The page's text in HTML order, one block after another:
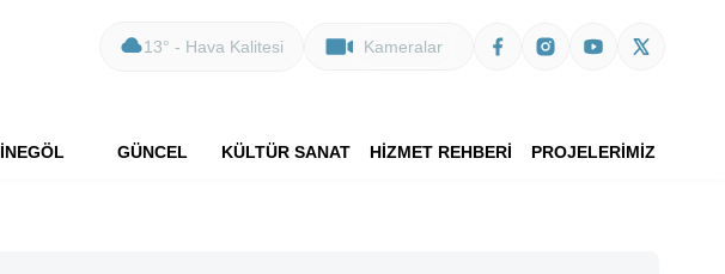
13° - Hava Kalitesi Kameralar
İNEGÖL GÜNCEL KÜLTÜR SANAT HİZMET REHBERİ PROJELERİMİZ